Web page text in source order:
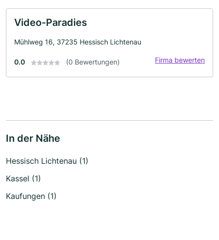
Video-Paradies
Mühlweg 16, 37235 Hessisch Lichtenau
0.0 (0 Bewertungen) Firma bewerten
In der Nähe
Hessisch Lichtenau (1)
Kassel (1)
Kaufungen (1)